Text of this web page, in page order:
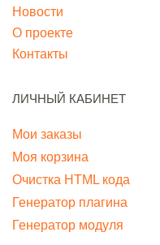
Новости
О проекте
Контакты
ЛИЧНЫЙ КАБИНЕТ
Мои заказы
Моя корзина
Очистка HTML кода
Генератор плагина
Генератор модуля